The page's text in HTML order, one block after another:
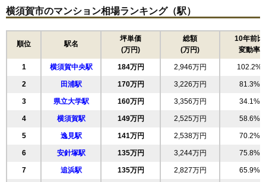
交通 新大津駅（10分）
相場 1,570万円～1,770万円
(19.9万円/㎡~22.4万円/㎡)
マンションナビで
無料一括査定をする
よこすか四季の街パークヒルズ8番館
住所 神奈川県横須賀市池田町1丁目
交通 新大津駅（8分）
1,910万円～2,110万円
16 汐入町 162万円 648万円 90.6%
158万円 3,327万円 61.4%
158万円 3,320万円 60.3%
19 池田町 152万円 3,185万円 54.0%
20 秋谷 151万円 2,877万円 50.4%
21 追浜本町 151万円 2,722万円 65.6%
22 東逸見町 149万円 3,281万円 42.7%
23 三春町 147万円 2,649万円 75.4%
24 田浦町 145万円 3,481万円 75.8%
25 公郷町 144万円 2,737万円 71.6%
横須賀市のマンション相場ランキング（駅）
順位 駅名
坪単価
(万円)
総額
(万円)
10年前比
変動率
1 横須賀中央駅 184万円 2,946万円 102.2%
2 田浦駅 170万円 3,226万円 81.3%
3 県立大学駅 160万円 3,356万円 34.1%
4 横須賀駅 149万円 2,525万円 58.6%
5 逸見駅 141万円 2,538万円 70.2%
6 安針塚駅 135万円 3,244万円 75.8%
7 追浜駅 135万円 2,827万円 65.9%